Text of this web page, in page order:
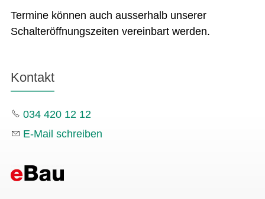
Termine können auch ausserhalb unserer
Schalteröffnungszeiten vereinbart werden.
Kontakt
034 420 12 12
E-Mail schreiben